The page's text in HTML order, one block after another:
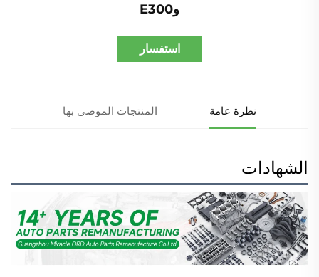
وE300
استفسار
نظرة عامة المنتجات الموصى بها
الشهادات